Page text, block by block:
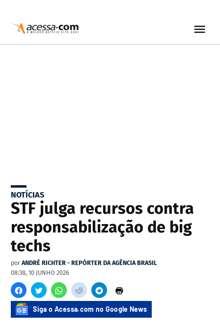
NOTÍCIAS
STF julga recursos contra
responsabilização de big
techs
por ANDRÉ RICHTER - REPÓRTER DA AGÊNCIA BRASIL
08:38, 10 JUNHO 2026
Siga o Acessa.com no Google News